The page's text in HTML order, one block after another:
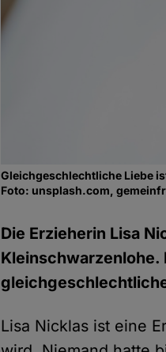
Gleichgeschlechtliche Liebe
Foto: unsplash.com,
Die Erzieherin Lisa
Kleinschwarzenlohe.
Lisa Nicklas ist eine